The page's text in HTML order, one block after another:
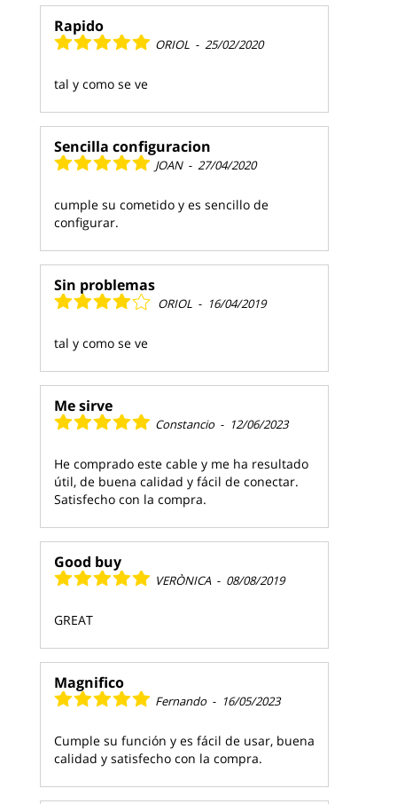
Rapido
ORIOL - 25/02/2020
tal y como se ve
Sencilla configuracion
JOAN - 27/04/2020
cumple su cometido y es sencillo de
configurar.
Sin problemas
ORIOL - 16/04/2019
tal y como se ve
Me sirve
Constancio - 12/06/2023
He comprado este cable y me ha resultado
útil, de buena calidad y fácil de conectar.
Satisfecho con la compra.
Good buy
VERÒNICA - 08/08/2019
GREAT
Magnifico
Fernando - 16/05/2023
Cumple su función y es fácil de usar, buena
calidad y satisfecho con la compra.